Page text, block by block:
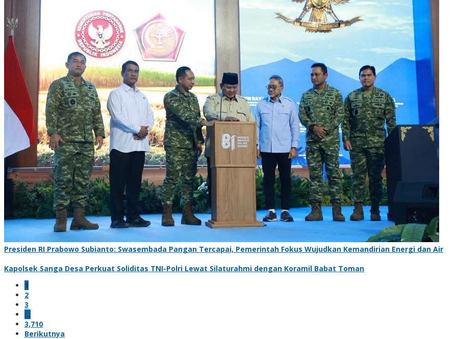
Presiden RI Prabowo Subianto: Swasembada Pangan Tercapai, Pemerintah Fokus Wujudkan Kemandirian Energi dan Air
Kapolsek Sanga Desa Perkuat Soliditas TNI-Polri Lewat Silaturahmi dengan Koramil Babat Toman
1
2
3
…
3,710
Berikutnya